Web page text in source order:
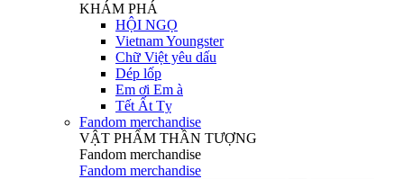
KHÁM PHÁ
HỘI NGỌ
Vietnam Youngster
Chữ Việt yêu dấu
Dép lốp
Em ơi Em à
Tết Ất Tỵ
Fandom merchandise
VẬT PHẨM THẦN TƯỢNG
Fandom merchandise
Fandom merchandise